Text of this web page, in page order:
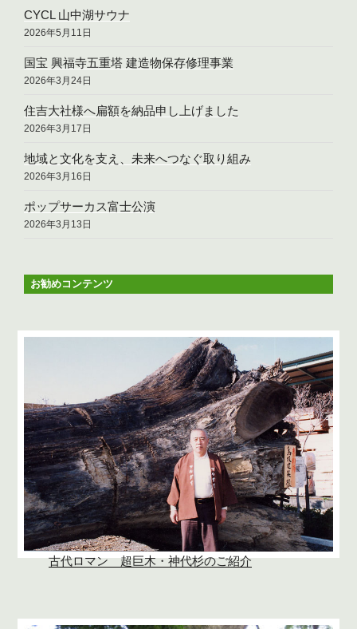
CYCL 山中湖サウナ
2026年5月11日
国宝 興福寺五重塔 建造物保存修理事業
2026年3月24日
住吉大社様へ扁額を納品申し上げました
2026年3月17日
地域と文化を支え、未来へつなぐ取り組み
2026年3月16日
ポップサーカス富士公演
2026年3月13日
お勧めコンテンツ
古代ロマン 超巨木・神代杉のご紹介